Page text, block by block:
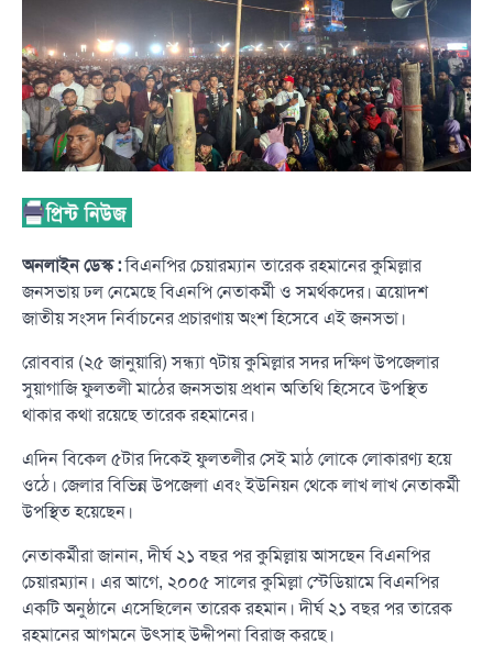
অনলাইন ডেস্ক :বিএনপির চেয়ারম্যান তারেক রহমানের কুমিল্লার
জনসভায় ঢল নেমেছে বিএনপি নেতাকর্মী ও সমর্থকদের। ত্রয়োদশ
জাতীয় সংসদ নির্বাচনের প্রচারণায় অংশ হিসেবে এই জনসভা।
রোববার (২৫ জানুয়ারি) সন্ধ্যা ৭টায় কুমিল্লার সদর দক্ষিণ উপজেলার
সুয়াগাজি ফুলতলী মাঠের জনসভায় প্রধান অতিথি হিসেবে উপস্থিত
থাকার কথা রয়েছে তারেক রহমানের।
এদিন বিকেল ৫টার দিকেই ফুলতলীর সেই মাঠ লোকে লোকারণ্য হয়ে
ওঠে। জেলার বিভিন্ন উপজেলা এবং ইউনিয়ন থেকে লাখ লাখ নেতাকর্মী
উপস্থিত হয়েছেন।
নেতাকর্মীরা জানান, দীর্ঘ ২১ বছর পর কুমিল্লায় আসছেন বিএনপির
চেয়ারম্যান। এর আগে, ২০০৫ সালের কুমিল্লা স্টেডিয়ামে বিএনপির
একটি অনুষ্ঠানে এসেছিলেন তারেক রহমান। দীর্ঘ ২১ বছর পর তারেক
রহমানের আগমনে উৎসাহ উদ্দীপনা বিরাজ করছে।